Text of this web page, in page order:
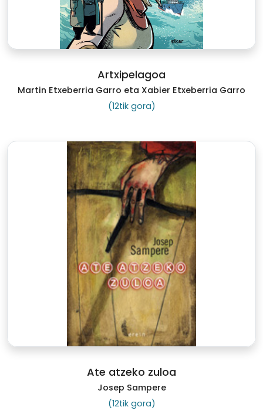
Artxipelagoa
Martin Etxeberria Garro eta Xabier Etxeberria Garro
(12tik gora)
Ate atzeko zuloa
Josep Sampere
(12tik gora)